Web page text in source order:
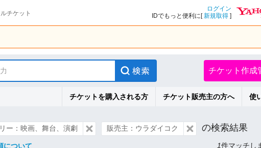
チケット
ログイン
IDでもっと便利に[新規取得 ]
チケット作成
チケットを購入される方 チケット販売主の方へ 使
ー：映画、舞台、演劇 販売主：ウラダイコク の検索結果
について 1件マッチし